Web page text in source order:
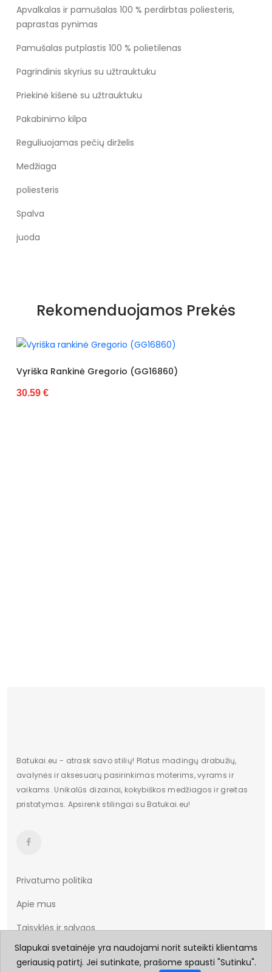
Apvalkalas ir pamušalas 100 % perdirbtas poliesteris,
paprastas pynimas
Pamušalas putplastis 100 % polietilenas
Pagrindinis skyrius su užtrauktuku
Priekinė kišenė su užtrauktuku
Pakabinimo kilpa
Reguliuojamas pečių dirželis
Medžiaga
poliesteris
Spalva
juoda
Rekomenduojamos Prekės
Rankinė Gregorio (GG16860)
€
Batukai.eu - atrask savo stilių! Platus madingų drabužių,
avalynės ir aksesuarų pasirinkimas moterims, vyrams ir
vaikams. Unikalūs dizainai, kokybiškos medžiagos ir greitas
pristatymas. Apsirenk stilingai su Batukai.eu!
Privatumo politika
Apie mus
Taisyklės ir sąlygos
Prekių pristatymas
Slapukai svetainėje yra naudojami norit suteikti klientams
geriausią patirtį. Jei sutinkate, prašome spausti "Sutinku".